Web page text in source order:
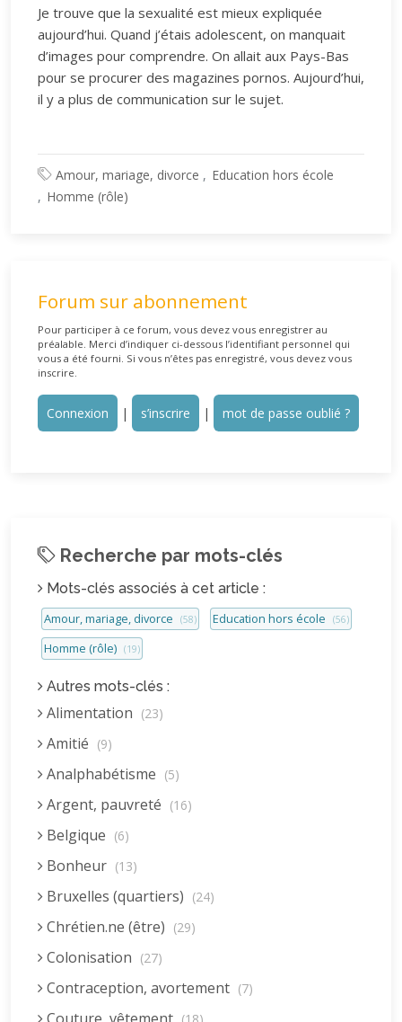
Je trouve que la sexualité est mieux expliquée
aujourd’hui. Quand j’étais adolescent, on manquait
d’images pour comprendre. On allait aux Pays-Bas
pour se procurer des magazines pornos. Aujourd’hui,
il y a plus de communication sur le sujet.
Amour, mariage, divorce
Education hors école
Homme (rôle)
Forum sur abonnement
Pour participer à ce forum, vous devez vous enregistrer au
préalable. Merci d’indiquer ci-dessous l’identifiant personnel qui
vous a été fourni. Si vous n’êtes pas enregistré, vous devez vous
inscrire.
Connexion | s’inscrire | mot de passe oublié ?
Recherche par mots-clés
Mots-clés associés à cet article :
Amour, mariage, divorce (58) Education hors école (56)
Homme (rôle) (19)
Autres mots-clés :
Alimentation (23)
Amitié (9)
Analphabétisme (5)
Argent, pauvreté (16)
Belgique (6)
Bonheur (13)
Bruxelles (quartiers) (24)
Chrétien.ne (être) (29)
Colonisation (27)
Contraception, avortement (7)